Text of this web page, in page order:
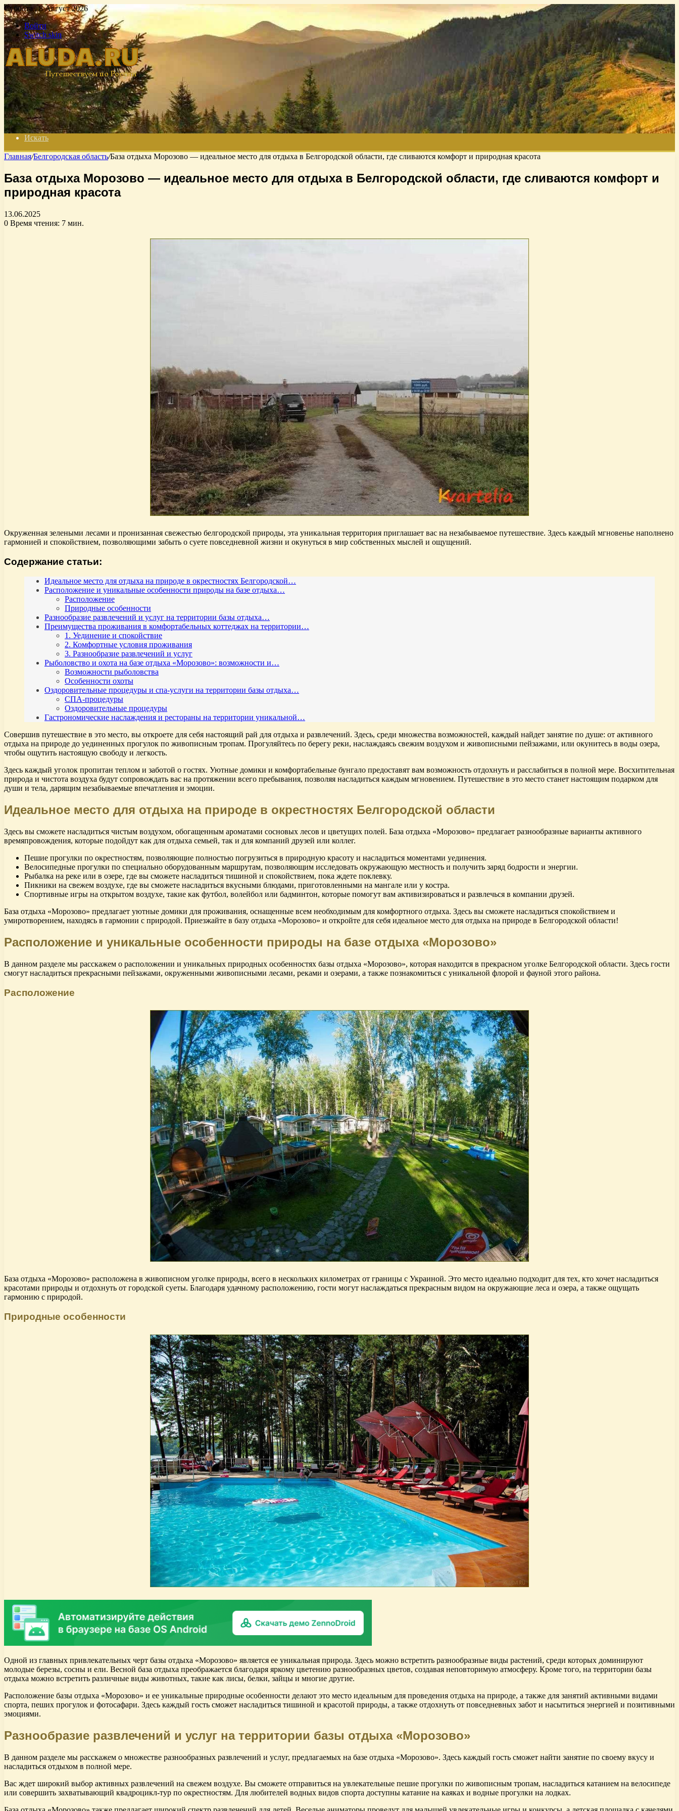
Суббота , 8 Август 2026
Войти
Switch skin
Искать
Главная/Белгородская область/База отдыха Морозово — идеальное место для отдыха в Белгородской области, где сливаются комфорт и природная красота
База отдыха Морозово — идеальное место для отдыха в Белгородской области, где сливаются комфорт и
природная красота
13.06.2025
0 Время чтения: 7 мин.
Окруженная зелеными лесами и пронизанная свежестью белгородской природы, эта уникальная территория приглашает вас на незабываемое путешествие. Здесь каждый мгновенье наполнено
гармонией и спокойствием, позволяющими забыть о суете повседневной жизни и окунуться в мир собственных мыслей и ощущений.
Содержание статьи:
Идеальное место для отдыха на природе в окрестностях Белгородской…
Расположение и уникальные особенности природы на базе отдыха…
Расположение
Природные особенности
Разнообразие развлечений и услуг на территории базы отдыха…
Преимущества проживания в комфортабельных коттеджах на территории…
1. Уединение и спокойствие
2. Комфортные условия проживания
3. Разнообразие развлечений и услуг
Рыболовство и охота на базе отдыха «Морозово»: возможности и…
Возможности рыболовства
Особенности охоты
Оздоровительные процедуры и спа-услуги на территории базы отдыха…
СПА-процедуры
Оздоровительные процедуры
Гастрономические наслаждения и рестораны на территории уникальной…
Совершив путешествие в это место, вы откроете для себя настоящий рай для отдыха и развлечений. Здесь, среди множества возможностей, каждый найдет занятие по душе: от активного
отдыха на природе до уединенных прогулок по живописным тропам. Прогуляйтесь по берегу реки, наслаждаясь свежим воздухом и живописными пейзажами, или окунитесь в воды озера,
чтобы ощутить настоящую свободу и легкость.
Здесь каждый уголок пропитан теплом и заботой о гостях. Уютные домики и комфортабельные бунгало предоставят вам возможность отдохнуть и расслабиться в полной мере. Восхитительная
природа и чистота воздуха будут сопровождать вас на протяжении всего пребывания, позволяя насладиться каждым мгновением. Путешествие в это место станет настоящим подарком для
души и тела, дарящим незабываемые впечатления и эмоции.
Идеальное место для отдыха на природе в окрестностях Белгородской области
Здесь вы сможете насладиться чистым воздухом, обогащенным ароматами сосновых лесов и цветущих полей. База отдыха «Морозово» предлагает разнообразные варианты активного
времяпровождения, которые подойдут как для отдыха семьей, так и для компаний друзей или коллег.
Пешие прогулки по окрестностям, позволяющие полностью погрузиться в природную красоту и насладиться моментами уединения.
Велосипедные прогулки по специально оборудованным маршрутам, позволяющим исследовать окружающую местность и получить заряд бодрости и энергии.
Рыбалка на реке или в озере, где вы сможете насладиться тишиной и спокойствием, пока ждете поклевку.
Пикники на свежем воздухе, где вы сможете насладиться вкусными блюдами, приготовленными на мангале или у костра.
Спортивные игры на открытом воздухе, такие как футбол, волейбол или бадминтон, которые помогут вам активизироваться и развлечься в компании друзей.
База отдыха «Морозово» предлагает уютные домики для проживания, оснащенные всем необходимым для комфортного отдыха. Здесь вы сможете насладиться спокойствием и
умиротворением, находясь в гармонии с природой. Приезжайте в базу отдыха «Морозово» и откройте для себя идеальное место для отдыха на природе в Белгородской области!
Расположение и уникальные особенности природы на базе отдыха «Морозово»
В данном разделе мы расскажем о расположении и уникальных природных особенностях базы отдыха «Морозово», которая находится в прекрасном уголке Белгородской области. Здесь гости
смогут насладиться прекрасными пейзажами, окруженными живописными лесами, реками и озерами, а также познакомиться с уникальной флорой и фауной этого района.
Расположение
База отдыха «Морозово» расположена в живописном уголке природы, всего в нескольких километрах от границы с Украиной. Это место идеально подходит для тех, кто хочет насладиться
красотами природы и отдохнуть от городской суеты. Благодаря удачному расположению, гости могут наслаждаться прекрасным видом на окружающие леса и озера, а также ощущать
гармонию с природой.
Природные особенности
Одной из главных привлекательных черт базы отдыха «Морозово» является ее уникальная природа. Здесь можно встретить разнообразные виды растений, среди которых доминируют
молодые березы, сосны и ели. Весной база отдыха преображается благодаря яркому цветению разнообразных цветов, создавая неповторимую атмосферу. Кроме того, на территории базы
отдыха можно встретить различные виды животных, такие как лисы, белки, зайцы и многие другие.
Расположение базы отдыха «Морозово» и ее уникальные природные особенности делают это место идеальным для проведения отдыха на природе, а также для занятий активными видами
спорта, пеших прогулок и фотосафари. Здесь каждый гость сможет насладиться тишиной и красотой природы, а также отдохнуть от повседневных забот и насытиться энергией и позитивными
эмоциями.
Разнообразие развлечений и услуг на территории базы отдыха «Морозово»
В данном разделе мы расскажем о множестве разнообразных развлечений и услуг, предлагаемых на базе отдыха «Морозово». Здесь каждый гость сможет найти занятие по своему вкусу и
насладиться отдыхом в полной мере.
Вас ждет широкий выбор активных развлечений на свежем воздухе. Вы сможете отправиться на увлекательные пешие прогулки по живописным тропам, насладиться катанием на велосипеде
или совершить захватывающий квадроцикл-тур по окрестностям. Для любителей водных видов спорта доступны катание на каяках и водные прогулки на лодках.